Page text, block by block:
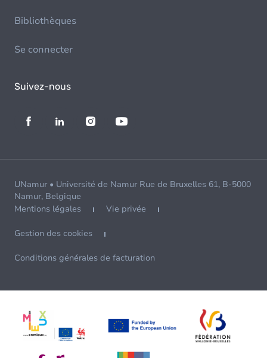
Bibliothèques
Se connecter
Suivez-nous
UNamur • Université de Namur Rue de Bruxelles 61, B-5000
Namur, Belgique
Mentions légales
Vie privée
Gestion des cookies
Conditions générales de facturation